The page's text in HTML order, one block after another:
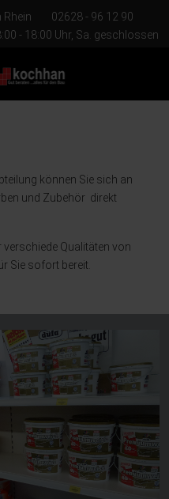
Rhein
02628 - 96 12 90
- 18:00 Uhr, Sa. geschlossen
können Sie sich an
und Zubehör direkt
Qualitäten von
Sie sofort bereit.